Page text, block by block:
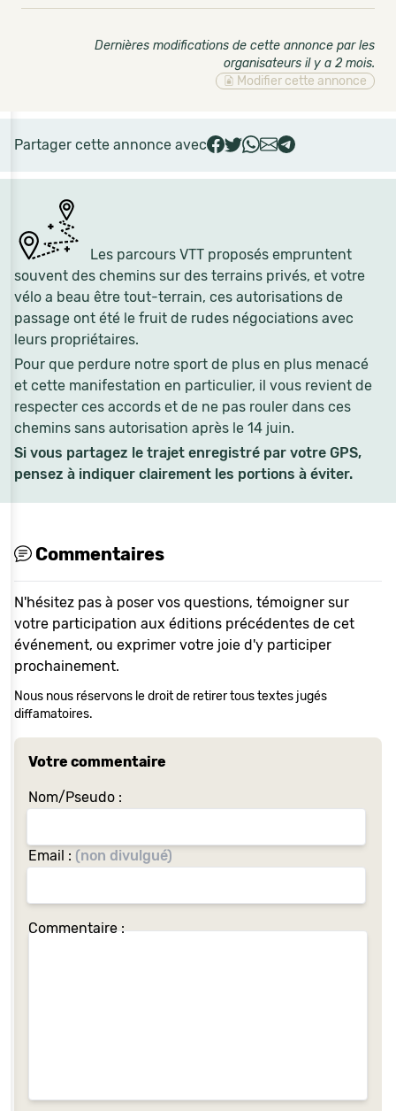
Les parcours VTT proposés empruntent
souvent des chemins sur des terrains privés, et votre
vélo a beau être tout-terrain, ces autorisations de
passage ont été le fruit de rudes négociations avec
leurs propriétaires.
Pour que perdure notre sport de plus en plus menacé
et cette manifestation en particulier, il vous revient de
respecter ces accords et de ne pas rouler dans ces
chemins sans autorisation après le 14 juin.
Si vous partagez le trajet enregistré par votre GPS,
pensez à indiquer clairement les portions à éviter.
Dernières modifications de cette annonce par les
organisateurs il y a 2 mois.
Modifier cette annonce
Partager cette annonce avec
Commentaires
N'hésitez pas à poser vos questions, témoigner sur
votre participation aux éditions précédentes de cet
événement, ou exprimer votre joie d'y participer
prochainement.
Nous nous réservons le droit de retirer tous textes jugés
diffamatoires.
Votre commentaire
Nom/Pseudo :
Email : (non divulgué)
Commentaire :